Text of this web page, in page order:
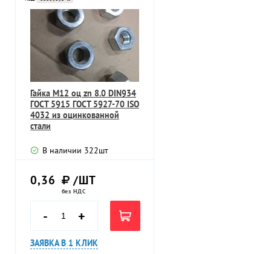
Гайка M12 оц zn 8.0 DIN934
ГОСТ 5915 ГОСТ 5927-70 ISO
4032 из оцинкованной
стали
В наличии 322шт
0,36 /ШТ
без НДС
- +
ЗАЯВКА В 1 КЛИК